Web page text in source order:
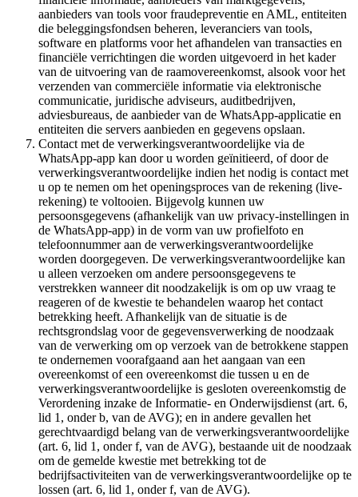
aanbieders van tools voor fraudepreventie en AML, entiteiten
die beleggingsfondsen beheren, leveranciers van tools,
software en platforms voor het afhandelen van transacties en
financiële verrichtingen die worden uitgevoerd in het kader
van de uitvoering van de raamovereenkomst, alsook voor het
verzenden van commerciële informatie via elektronische
communicatie, juridische adviseurs, auditbedrijven,
adviesbureaus, de aanbieder van de WhatsApp-applicatie en
entiteiten die servers aanbieden en gegevens opslaan.
Contact met de verwerkingsverantwoordelijke via de
WhatsApp-app kan door u worden geïnitieerd, of door de
verwerkingsverantwoordelijke indien het nodig is contact met
u op te nemen om het openingsproces van de rekening (live-
rekening) te voltooien. Bijgevolg kunnen uw
persoonsgegevens (afhankelijk van uw privacy-instellingen in
de WhatsApp-app) in de vorm van uw profielfoto en
telefoonnummer aan de verwerkingsverantwoordelijke
worden doorgegeven. De verwerkingsverantwoordelijke kan
u alleen verzoeken om andere persoonsgegevens te
verstrekken wanneer dit noodzakelijk is om op uw vraag te
reageren of de kwestie te behandelen waarop het contact
betrekking heeft. Afhankelijk van de situatie is de
rechtsgrondslag voor de gegevensverwerking de noodzaak
van de verwerking om op verzoek van de betrokkene stappen
te ondernemen voorafgaand aan het aangaan van een
overeenkomst of een overeenkomst die tussen u en de
verwerkingsverantwoordelijke is gesloten overeenkomstig de
Verordening inzake de Informatie- en Onderwijsdienst (art. 6,
lid 1, onder b, van de AVG); en in andere gevallen het
gerechtvaardigd belang van de verwerkingsverantwoordelijke
(art. 6, lid 1, onder f, van de AVG), bestaande uit de noodzaak
om de gemelde kwestie met betrekking tot de
bedrijfsactiviteiten van de verwerkingsverantwoordelijke op te
lossen (art. 6, lid 1, onder f, van de AVG).